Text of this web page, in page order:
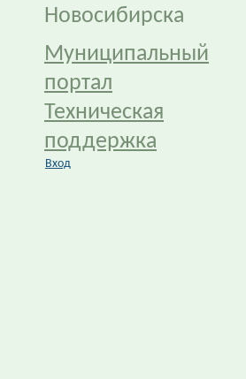
Новосибирска
Муниципальный
портал
Техническая
поддержка
Вход